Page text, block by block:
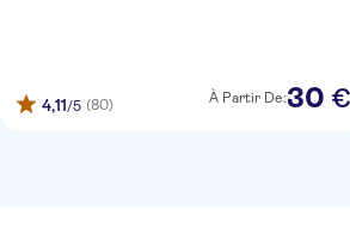
4,11/5 (80) À Partir De:30 €